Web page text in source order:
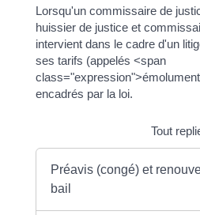
Lorsqu'un commissaire de
huissier de justice et
intervient dans le cadre d'un
ses tarifs (appelés <span
encadrés par la loi.
Tout
Préavis (congé) et
bail